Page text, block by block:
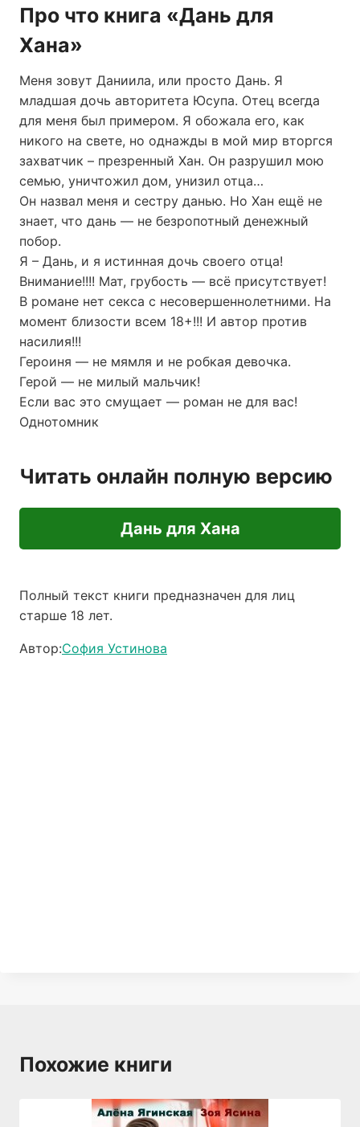
Про что книга «Дань для
Хана»
Меня зовут Даниила, или просто Дань. Я
младшая дочь авторитета Юсупа. Отец всегда
для меня был примером. Я обожала его, как
никого на свете, но однажды в мой мир вторгся
захватчик – презренный Хан. Он разрушил мою
семью, уничтожил дом, унизил отца…
Он назвал меня и сестру данью. Но Хан ещё не
знает, что дань — не безропотный денежный
побор.
Я – Дань, и я истинная дочь своего отца!
Внимание!!!! Мат, грубость — всё присутствует!
В романе нет секса с несовершеннолетними. На
момент близости всем 18+!!! И автор против
насилия!!!
Героиня — не мямля и не робкая девочка.
Герой — не милый мальчик!
Если вас это смущает — роман не для вас!
Однотомник
Читать онлайн полную версию
Дань для Хана
Полный текст книги предназначен для лиц
старше 18 лет.
Автор:София Устинова
Похожие книги